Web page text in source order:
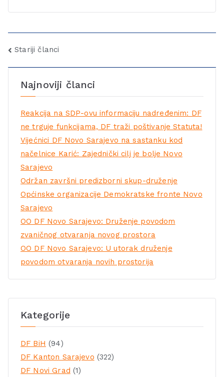
Stariji članci
Najnoviji članci
Reakcija na SDP-ovu informaciju nadređenim: DF
ne trguje funkcijama, DF traži poštivanje Statuta!
Vijećnici DF Novo Sarajevo na sastanku kod
načelnice Karić: Zajednički cilj je bolje Novo
Sarajevo
Održan završni predizborni skup-druženje
Općinske organizacije Demokratske fronte Novo
Sarajevo
OO DF Novo Sarajevo: Druženje povodom
zvaničnog otvaranja novog prostora
OO DF Novo Sarajevo: U utorak druženje
povodom otvaranja novih prostorija
Kategorije
DF BiH (94)
DF Kanton Sarajevo (322)
DF Novi Grad (1)